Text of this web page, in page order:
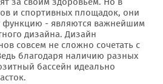
и спортивных площадок, они
- являются важнейшим
дизайна. Дизайн
совсем не сложно сочетать с
благодаря наличию разных
бассейн идеально